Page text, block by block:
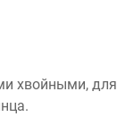
хвойными, для